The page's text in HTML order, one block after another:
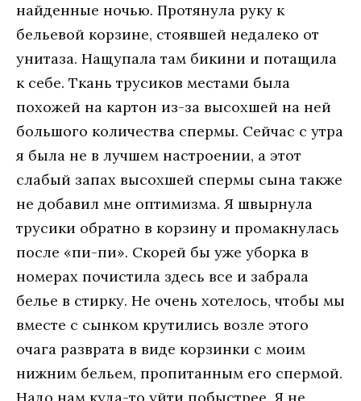
найденные ночью. Протянула руку к
бельевой корзине, стоявшей недалеко от
унитаза. Нащупала там бикини и потащила
к себе. Ткань трусиков местами была
похожей на картон из-за высохшей на ней
большого количества спермы. Сейчас с утра
я была не в лучшем настроении, а этот
слабый запах высохшей спермы сына также
не добавил мне оптимизма. Я швырнула
трусики обратно в корзину и промакнулась
после «пи-пи». Скорей бы уже уборка в
номерах почистила здесь все и забрала
белье в стирку. Не очень хотелось, чтобы мы
вместе с сынком крутились возле этого
очага разврата в виде корзинки с моим
нижним бельем, пропитанным его спермой.